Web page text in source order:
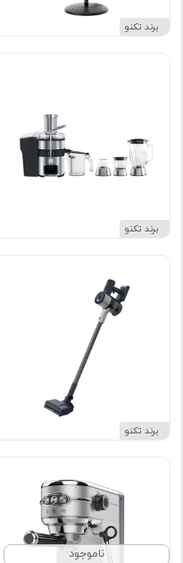
برند تکنو
برند تکنو
برند تکنو
ناموجود